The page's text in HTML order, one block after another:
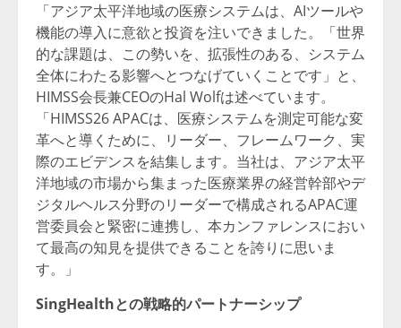
「アジア太平洋地域の医療システムは、AIツールや
機能の導入に意欲と投資を注いできました。「世界
的な課題は、この勢いを、拡張性のある、システム
全体にわたる影響へとつなげていくことです」と、
HIMSS会長兼CEOのHal Wolfは述べています。
「HIMSS26 APACは、医療システムを測定可能な変
革へと導くために、リーダー、フレームワーク、実
際のエビデンスを結集します。当社は、アジア太平
洋地域の市場から集まった医療業界の経営幹部やデ
ジタルヘルス分野のリーダーで構成されるAPAC運
営委員会と緊密に連携し、本カンファレンスにおい
て最高の知見を提供できることを誇りに思いま
す。」
SingHealthとの戦略的パートナーシップ